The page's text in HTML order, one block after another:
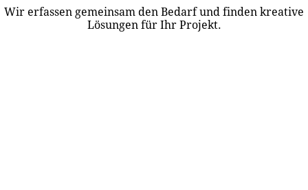
Wir erfassen gemeinsam den Bedarf und finden kreative
Lösungen für Ihr Projekt.